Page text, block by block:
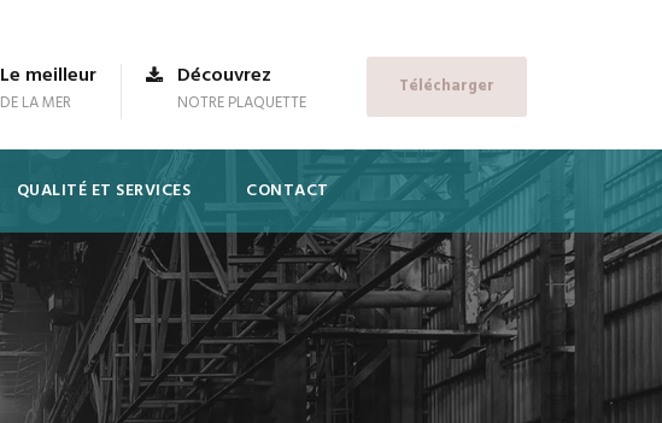
Le meilleur
DE LA MER
Découvrez
NOTRE PLAQUETTE
Télécharger
QUALITÉ ET SERVICES CONTACT